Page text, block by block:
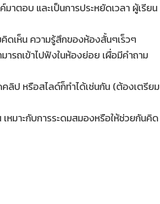
มาตอบ และเป็นการประหยัดเวลา ผู้เรียน
ดเห็น ความรู้สึกของห้องสั้นๆเร็วๆ
ารถเข้าไปฟังในห้องย่อย เผื่อมีคำถาม
ลิป หรือสไลด์ก็ทำได้เช่นกัน (ต้องเตรียม
หมาะกับการระดมสมองหรือให้ช่วยกันคิด